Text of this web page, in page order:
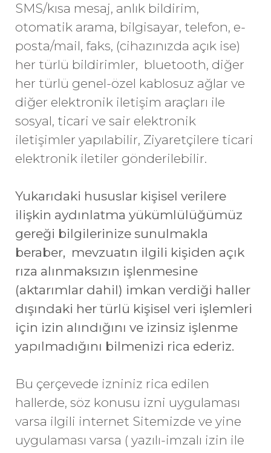
SMS/kısa mesaj, anlık bildirim,
otomatik arama, bilgisayar, telefon, e-
posta/mail, faks, (cihazınızda açık ise)
her türlü bildirimler, bluetooth, diğer
her türlü genel-özel kablosuz ağlar ve
diğer elektronik iletişim araçları ile
sosyal, ticari ve sair elektronik
iletişimler yapılabilir, Ziyaretçilere ticari
elektronik iletiler gönderilebilir.
Yukarıdaki hususlar kişisel verilere
ilişkin aydınlatma yükümlülüğümüz
gereği bilgilerinize sunulmakla
beraber, mevzuatın ilgili kişiden açık
rıza alınmaksızın işlenmesine
(aktarımlar dahil) imkan verdiği haller
dışındaki her türlü kişisel veri işlemleri
için izin alındığını ve izinsiz işlenme
yapılmadığını bilmenizi rica ederiz.
Bu çerçevede izniniz rica edilen
hallerde, söz konusu izni uygulaması
varsa ilgili internet Sitemizde ve yine
uygulaması varsa ( yazılı-imzalı izin ile